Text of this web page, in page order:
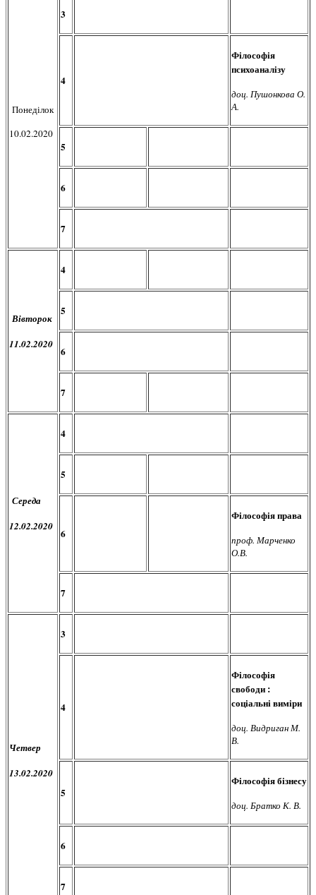
Понеділок
10.02.2020
3
4
Філософія
психоаналізу
доц. Пушонкова О.
А.
5
6
7
Вівторок
11.02.2020
4
5
6
7
Середа
12.02.2020
4
5
6
Філософія права
проф. Марченко
О.В.
7
Четвер
13.02.2020
3
4
Філософія
свободи :
соціальні виміри
доц. Видриган М.
В.
5
Філософія бізнесу
доц. Братко К. В.
6
7